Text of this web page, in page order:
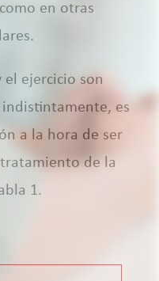
en otras
ejercicio son
es
a la hora de ser
de la
1.